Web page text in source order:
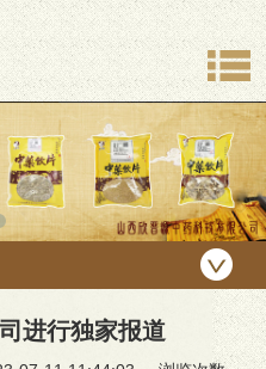
进行独家报道